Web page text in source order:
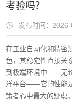
考验吗？
发布时间：
在工业自动化和精密
色，其稳定性直接关
到极端环境中——无
洋平台——它的性能
策者心中最大的疑虑。